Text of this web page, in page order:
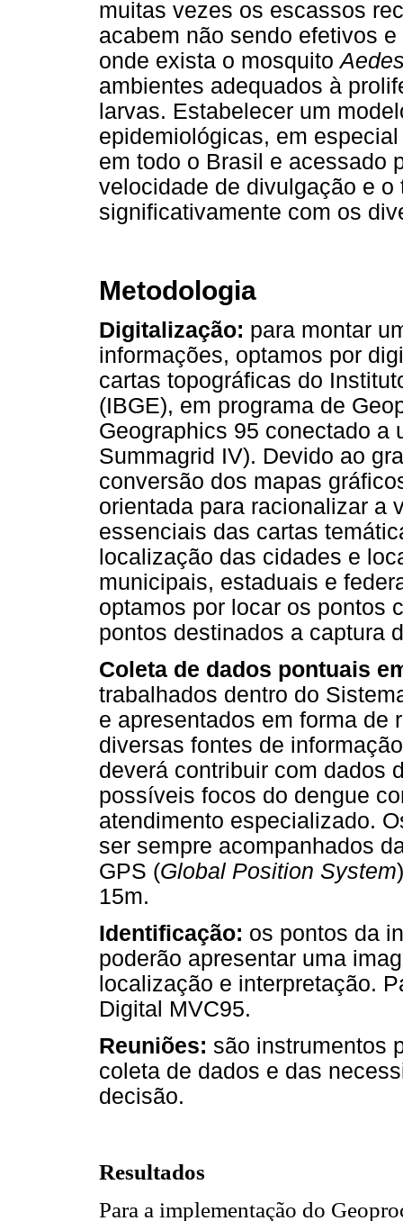
muitas vezes os escassos
acabem não sendo efetivos
onde exista o mosquito
ambientes adequados à
larvas. Estabelecer um
epidemiológicas, em
em todo o Brasil e acessado
velocidade de divulgação e
significativamente com os
Metodologia
Digitalização: para montar
informações, optamos por
cartas topográficas do
(IBGE), em programa de
Geographics 95 conectado a
Summagrid IV). Devido ao
conversão dos mapas
orientada para racionalizar a
essenciais das cartas
localização das cidades e
municipais, estaduais e
optamos por locar os pontos
pontos destinados a captura
Coleta de dados pontuais
trabalhados dentro do
e apresentados em forma de
diversas fontes de
deverá contribuir com dados
possíveis focos do dengue
atendimento especializado.
ser sempre acompanhados
GPS (Global Position System
15m.
Identificação: os pontos da
poderão apresentar uma
localização e interpretação.
Digital MVC95.
Reuniões: são instrumentos
coleta de dados e das
decisão.
Resultados
Para a implementação do